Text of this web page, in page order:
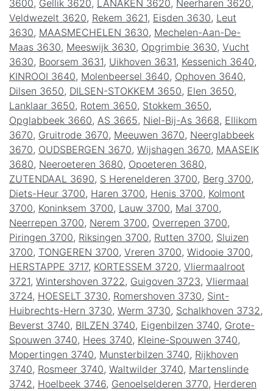
3600, Gellik 3620, LANAKEN 3620, Neerharen 3620,
Veldwezelt 3620, Rekem 3621, Eisden 3630, Leut
3630, MAASMECHELEN 3630, Mechelen-Aan-De-
Maas 3630, Meeswijk 3630, Opgrimbie 3630, Vucht
3630, Boorsem 3631, Uikhoven 3631, Kessenich 3640,
KINROOI 3640, Molenbeersel 3640, Ophoven 3640,
Dilsen 3650, DILSEN-STOKKEM 3650, Elen 3650,
Lanklaar 3650, Rotem 3650, Stokkem 3650,
Opglabbeek 3660, AS 3665, Niel-Bij-As 3668, Ellikom
3670, Gruitrode 3670, Meeuwen 3670, Neerglabbeek
3670, OUDSBERGEN 3670, Wijshagen 3670, MAASEIK
3680, Neeroeteren 3680, Opoeteren 3680,
ZUTENDAAL 3690, S Herenelderen 3700, Berg 3700,
Diets-Heur 3700, Haren 3700, Henis 3700, Kolmont
3700, Koninksem 3700, Lauw 3700, Mal 3700,
Neerrepen 3700, Nerem 3700, Overrepen 3700,
Piringen 3700, Riksingen 3700, Rutten 3700, Sluizen
3700, TONGEREN 3700, Vreren 3700, Widooie 3700,
HERSTAPPE 3717, KORTESSEM 3720, Vliermaalroot
3721, Wintershoven 3722 , Guigoven 3723, Vliermaal
3724, HOESELT 3730, Romershoven 3730, Sint-
Huibrechts-Hern 3730, Werm 3730, Schalkhoven 3732 ,
Beverst 3740, BILZEN 3740, Eigenbilzen 3740, Grote-
Spouwen 3740, Hees 3740, Kleine-Spouwen 3740,
Mopertingen 3740, Munsterbilzen 3740, Rijkhoven
3740, Rosmeer 3740, Waltwilder 3740, Martenslinde
3742 , Hoelbeek 3746, Genoelselderen 3770, Herderen